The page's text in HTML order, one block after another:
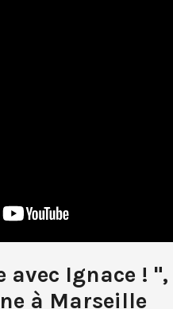
avec Ignace !
à Marseille